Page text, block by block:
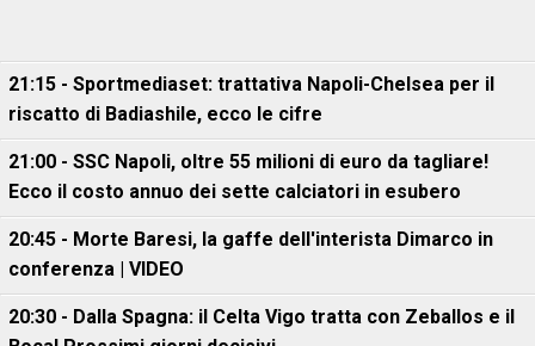
21:15 - Sportmediaset: trattativa Napoli-Chelsea per il
riscatto di Badiashile, ecco le cifre
21:00 - SSC Napoli, oltre 55 milioni di euro da tagliare!
Ecco il costo annuo dei sette calciatori in esubero
20:45 - Morte Baresi, la gaffe dell'interista Dimarco in
conferenza | VIDEO
20:30 - Dalla Spagna: il Celta Vigo tratta con Zeballos e il